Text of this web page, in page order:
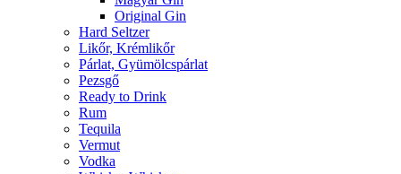
Original Gin
Hard Seltzer
Likőr, Krémlikőr
Párlat, Gyümölcspárlat
Pezsgő
Ready to Drink
Rum
Tequila
Vermut
Vodka